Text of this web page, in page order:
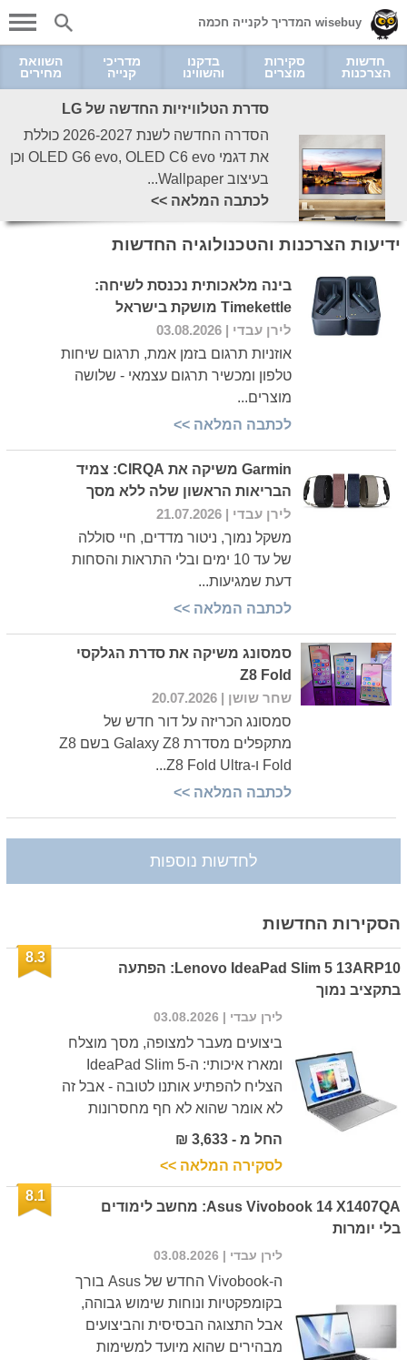
wisebuy המדריך לקנייה חכמה
חדשות
הצרכנות
סקירות
מוצרים
בדקנו
והשווינו
מדריכי
קנייה
השוואת
מחירים
סדרת הטלוויזיות החדשה של LG
הסדרה החדשה לשנת 2026-2027 כוללת
את דגמי OLED G6 evo, OLED C6 evo וכן
בעיצוב Wallpaper...
לכתבה המלאה >>
ידיעות הצרכנות והטכנולוגיה החדשות
בינה מלאכותית נכנסת לשיחה:
Timekettle מושקת בישראל
לירן עבדי | 03.08.2026
אוזניות תרגום בזמן אמת, תרגום שיחות
טלפון ומכשיר תרגום עצמאי - שלושה
מוצרים...
לכתבה המלאה >>
Garmin משיקה את CIRQA: צמיד
הבריאות הראשון שלה ללא מסך
לירן עבדי | 21.07.2026
משקל נמוך, ניטור מדדים, חיי סוללה
של עד 10 ימים ובלי התראות והסחות
דעת שמגיעות...
לכתבה המלאה >>
סמסונג משיקה את סדרת הגלקסי
Z8 Fold
שחר שושן | 20.07.2026
סמסונג הכריזה על דור חדש של
מתקפלים מסדרת Galaxy Z8 בשם Z8
Fold ו-Z8 Fold Ultra...
לכתבה המלאה >>
לחדשות נוספות
הסקירות החדשות
Lenovo IdeaPad Slim 5 13ARP10: הפתעה
בתקציב נמוך
8.3
לירן עבדי | 03.08.2026
ביצועים מעבר למצופה, מסך מוצלח
ומארז איכותי: ה-IdeaPad Slim 5
הצליח להפתיע אותנו לטובה - אבל זה
לא אומר שהוא לא חף מחסרונות
החל מ - 3,633 ₪
לסקירה המלאה >>
Asus Vivobook 14 X1407QA: מחשב לימודים
בלי יומרות
8.1
לירן עבדי | 03.08.2026
ה-Vivobook החדש של Asus בורך
בקומפקטיות ונוחות שימוש גבוהה,
אבל התצוגה הבסיסית והביצועים
מבהירים שהוא מיועד למשימות